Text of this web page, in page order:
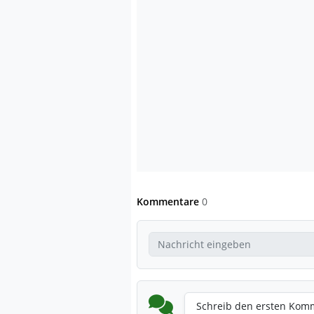
Kommentare 0
Schreib den ersten